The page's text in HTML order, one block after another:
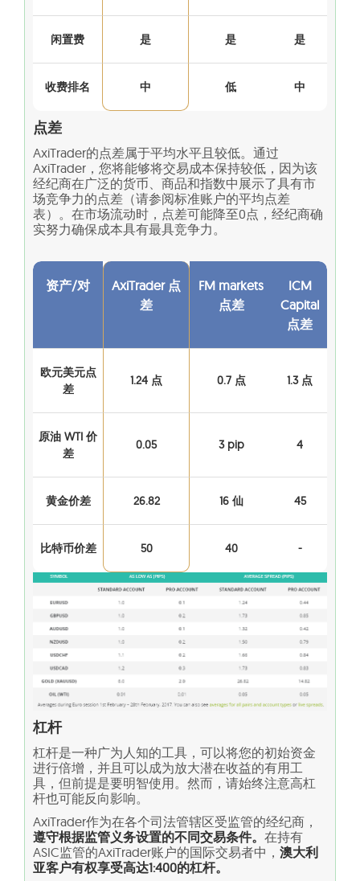
闲置费 是 是 是
收费排名 中 低 中
点差
AxiTrader的点差属于平均水平且较低。通过
AxiTrader，您将能够将交易成本保持较低，因为该
经纪商在广泛的货币、商品和指数中展示了具有市
场竞争力的点差（请参阅标准账户的平均点差
表）。在市场流动时，点差可能降至0点，经纪商确
实努力确保成本具有最具竞争力。
资产/对
AxiTrader 点
差
FM markets
点差
ICM
Capital
点差
欧元美元点
差
1.24 点 0.7 点 1.3 点
原油 WTI 价
差
0.05 3 pip 4
黄金价差 26.82 16 仙 45
比特币价差 50 40 -
杠杆
杠杆是一种广为人知的工具，可以将您的初始资金
进行倍增，并且可以成为放大潜在收益的有用工
具，但前提是要明智使用。然而，请始终注意高杠
杆也可能反向影响。
AxiTrader作为在各个司法管辖区受监管的经纪商，
遵守根据监管义务设置的不同交易条件。 在持有
ASIC监管的AxiTrader账户的国际交易者中， 澳大利
亚客户有权享受高达1:400的杠杆。